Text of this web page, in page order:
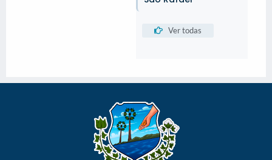
Ver todas